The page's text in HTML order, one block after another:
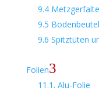
9.4
9.5
9.6 Spitztüten
Folien3
11.1. Alu-Folie